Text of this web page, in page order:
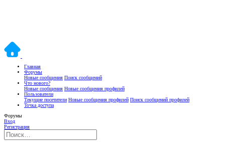
Главная
Форумы
Новые сообщения Поиск сообщений
Что нового?
Новые сообщения Новые сообщения профилей
Пользователи
Текущие посетители Новые сообщения профилей Поиск сообщений профилей
Точка доступа
Форумы
Вход
Регистрация